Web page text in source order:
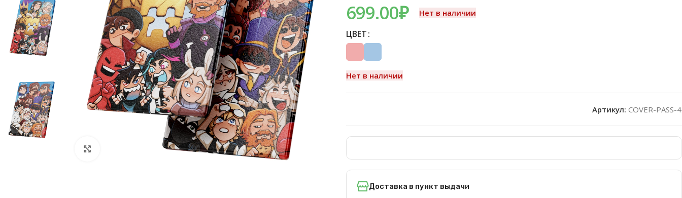
Нажмите, чтобы увеличить
699.00₽ Нет в наличии
ЦВЕТ
Нет в наличии
Артикул: COVER-PASS-4
Доставка в пункт выдачи